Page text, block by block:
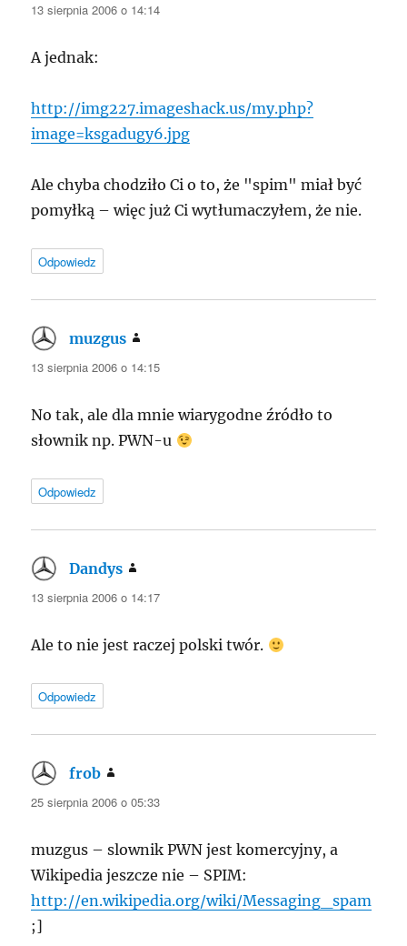
13 sierpnia 2006 o 14:14
A jednak:
http://img227.imageshack.us/my.php?
image=ksgadugy6.jpg
Ale chyba chodziło Ci o to, że "spim" miał być
pomyłką – więc już Ci wytłumaczyłem, że nie.
Odpowiedz
muzgus
13 sierpnia 2006 o 14:15
No tak, ale dla mnie wiarygodne źródło to
słownik np. PWN-u
Odpowiedz
Dandys
13 sierpnia 2006 o 14:17
Ale to nie jest raczej polski twór.
Odpowiedz
frob
25 sierpnia 2006 o 05:33
muzgus – slownik PWN jest komercyjny, a
Wikipedia jeszcze nie – SPIM:
http://en.wikipedia.org/wiki/Messaging_spam
;]